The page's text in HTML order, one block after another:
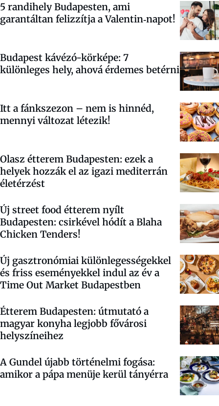
5 randihely Budapesten, ami
garantáltan felizzítja a Valentin‑napot!
Budapest kávézó-körképe: 7
különleges hely, ahová érdemes betérni
Itt a fánkszezon – nem is hinnéd,
mennyi változat létezik!
Olasz étterem Budapesten: ezek a
helyek hozzák el az igazi mediterrán
életérzést
Új street food étterem nyílt
Budapesten: csirkével hódít a Blaha
Chicken Tenders!
Új gasztronómiai különlegességekkel
és friss eseményekkel indul az év a
Time Out Market Budapestben
Étterem Budapesten: útmutató a
magyar konyha legjobb fővárosi
helyszíneihez
A Gundel újabb történelmi fogása:
amikor a pápa menüje kerül tányérra